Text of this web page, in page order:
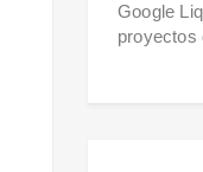
Google
proyectos